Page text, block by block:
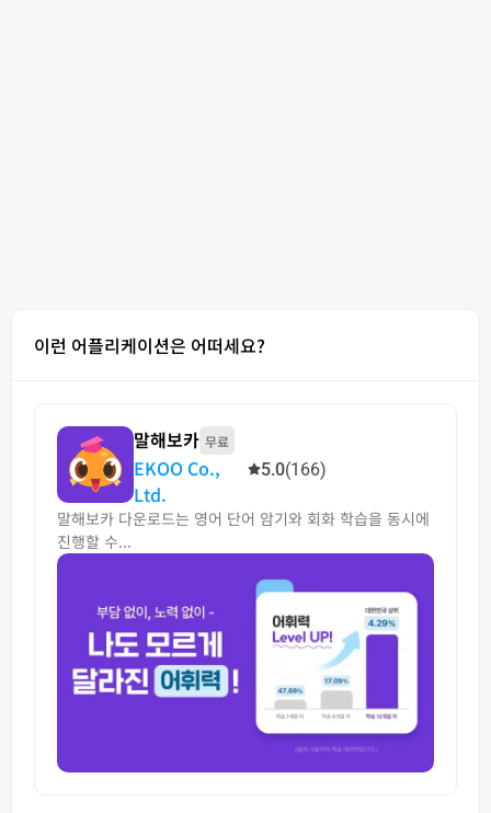
이런 어플리케이션은 어떠세요?
말해보카 무료
EKOO Co.,
Ltd.
5.0(166)
말해보카 다운로드는 영어 단어 암기와 회화 학습을 동시에
진행할 수...